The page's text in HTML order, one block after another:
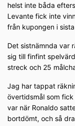
helst inte båda
Levante fick inte
från kupongen i
Det sistnämnda var
sig till finfint
streck och 25
Jag har tappat
övertidsmål som
var när Ronaldo
bortdömt, och så